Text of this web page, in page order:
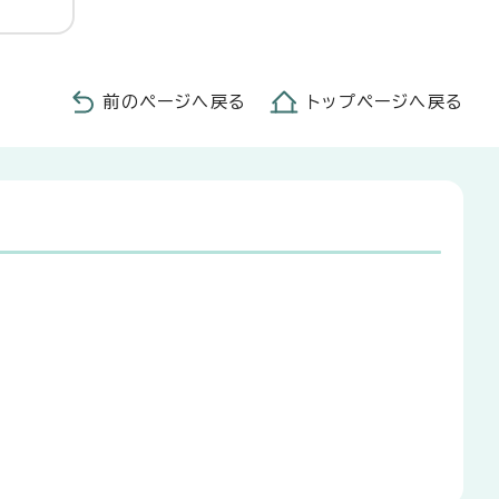
前のページへ戻る トップページへ戻る